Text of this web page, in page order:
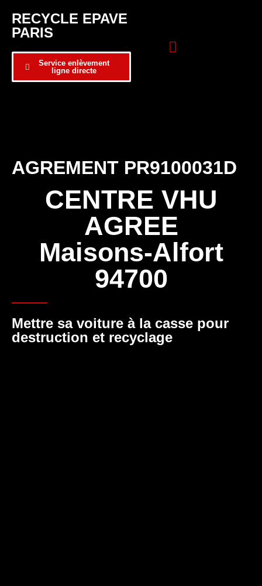
RECYCLE EPAVE
PARIS
Service enlèvement
ligne directe
AGREMENT PR9100031D
CENTRE VHU
AGREE
Maisons-Alfort
94700
Mettre sa voiture à la casse pour
destruction et recyclage